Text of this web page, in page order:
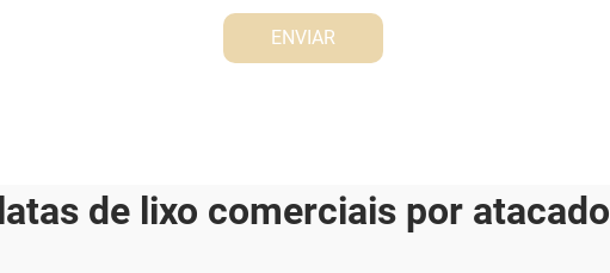
ENVIAR
latas de lixo comerciais por atacado